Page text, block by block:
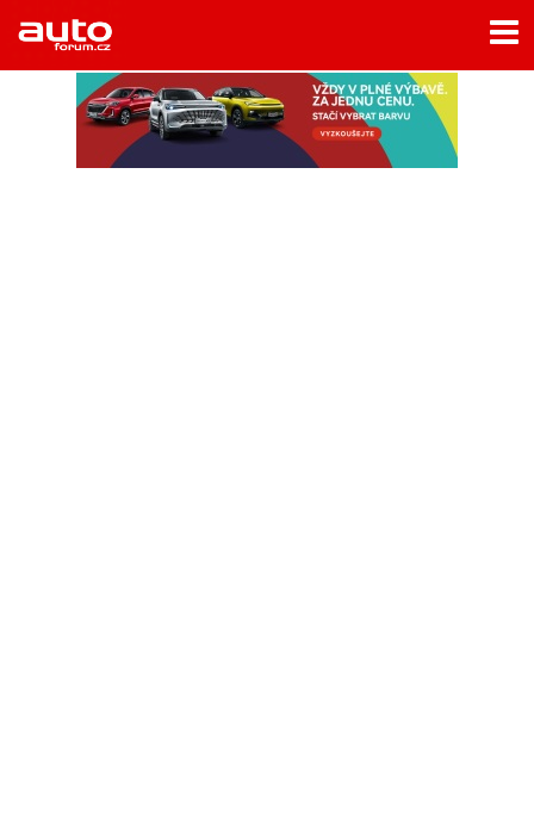
Home
Rubriky
- Testy aut
- Jízdní dojmy a další testy